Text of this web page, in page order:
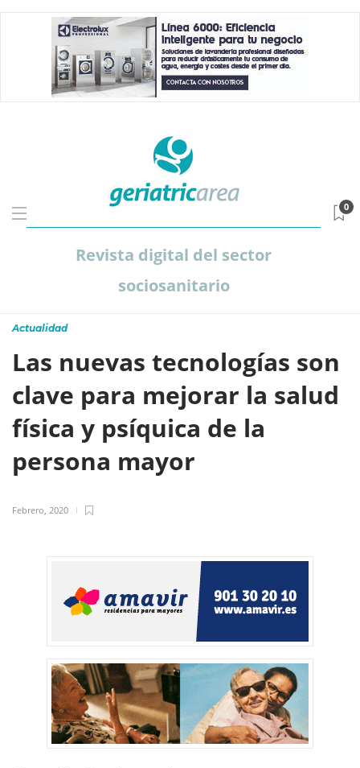
Revista digital del sector
sociosanitario
0
Actualidad
Las nuevas tecnologías son
clave para mejorar la salud
física y psíquica de la
persona mayor
Febrero, 2020